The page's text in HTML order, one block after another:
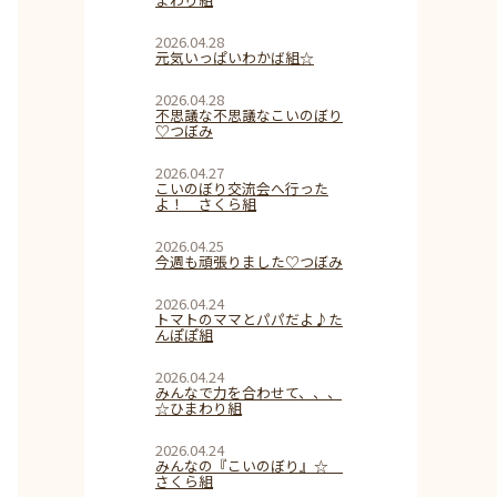
2026.04.28
元気いっぱいわかば組☆
2026.04.28
不思議な不思議なこいのぼり
♡つぼみ
2026.04.27
こいのぼり交流会へ行った
よ！ さくら組
2026.04.25
今週も頑張りました♡つぼみ
2026.04.24
トマトのママとパパだよ♪た
んぽぽ組
2026.04.24
みんなで力を合わせて、、、
☆ひまわり組
2026.04.24
みんなの『こいのぼり』☆
さくら組